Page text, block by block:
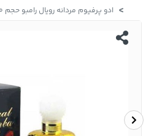
ادو پرفیوم مردانه رویال رامبو حجم 100 میلی لیتری